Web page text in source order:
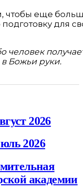
чтобы еще
для
человек
Божьи руки.
2026
2026
академии